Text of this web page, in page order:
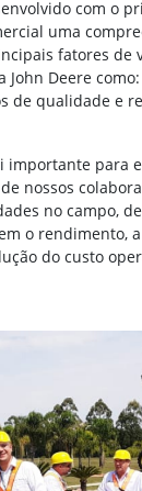
com o
uma
fatores de
John Deere
de qualidade e
importante para
nossos
no campo,
o rendimento,
do custo